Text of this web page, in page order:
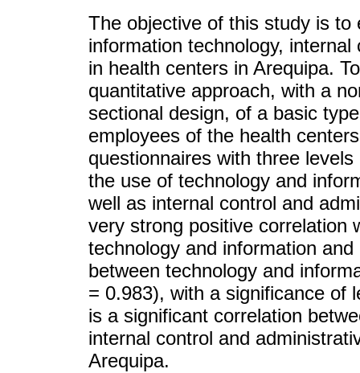
The objective of this study is to
information technology,
in health centers in Arequipa.
quantitative approach, with a
sectional design, of a basic
employees of the health
questionnaires with three
the use of technology and
well as internal control and
very strong positive correlation
technology and information
between technology and
= 0.983), with a significance of
is a significant correlation
internal control and
Arequipa.